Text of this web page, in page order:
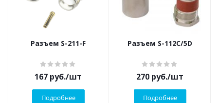
Разъем S-211-F
167 руб./шт
Подробнее
Разъем S-112С/5D
270 руб./шт
Подробнее